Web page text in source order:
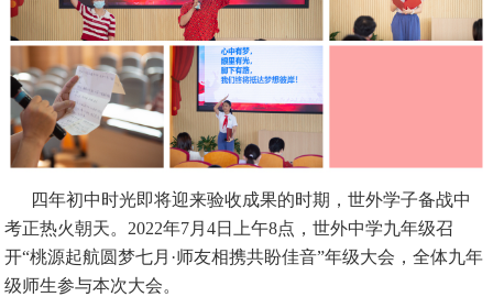
四年初中时光即将迎来验收成果的时期，世外学子备战中
考正热火朝天。2022年7月4日上午8点，世外中学九年级召
开“桃源起航圆梦七月·师友相携共盼佳音”年级大会，全体九年
级师生参与本次大会。